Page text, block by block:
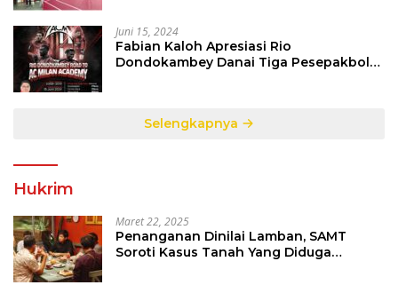
Juni 15, 2024
Fabian Kaloh Apresiasi Rio
Dondokambey Danai Tiga Pesepakbola
Selengkapnya
Hukrim
Maret 22, 2025
Penanganan Dinilai Lamban, SAMT
Soroti Kasus Tanah Yang Diduga